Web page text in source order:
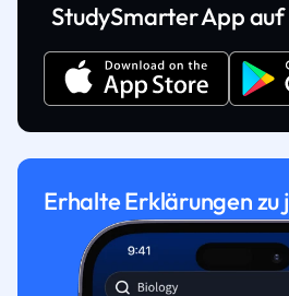
StudySmarter App auf
Erhalte Erklärungen zu